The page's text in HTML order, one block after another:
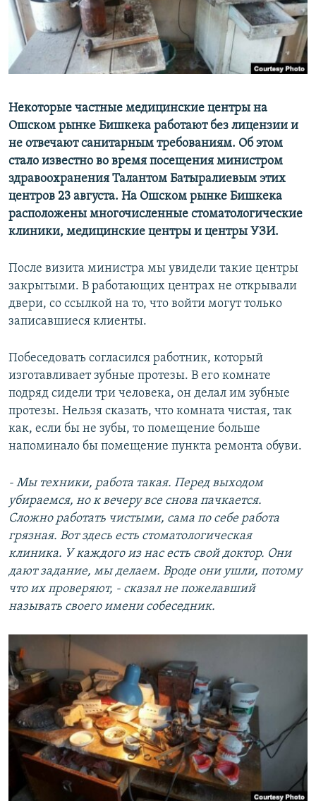
Некоторые частные медицинские центры на
Ошском рынке Бишкека работают без лицензии и
не отвечают санитарным требованиям. Об этом
стало известно во время посещения министром
здравоохранения Талантом Батыралиевым этих
центров 23 августа. На Ошском рынке Бишкека
расположены многочисленные стоматологические
клиники, медицинские центры и центры УЗИ.
После визита министра мы увидели такие центры
закрытыми. В работающих центрах не открывали
двери, со ссылкой на то, что войти могут только
записавшиеся клиенты.
Побеседовать согласился работник, который
изготавливает зубные протезы. В его комнате
подряд сидели три человека, он делал им зубные
протезы. Нельзя сказать, что комната чистая, так
как, если бы не зубы, то помещение больше
напоминало бы помещение пункта ремонта обуви.
- Мы техники, работа такая. Перед выходом
убираемся, но к вечеру все снова пачкается.
Сложно работать чистыми, сама по себе работа
грязная. Вот здесь есть стоматологическая
клиника. У каждого из нас есть свой доктор. Они
дают задание, мы делаем. Вроде они ушли, потому
что их проверяют, - сказал не пожелавший
называть своего имени собеседник.